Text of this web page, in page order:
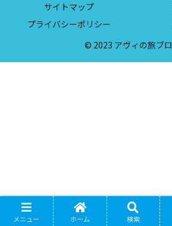
サイトマップ
プライバシーポリシー
© 2023 アヴィの旅ブ
メニュー ホーム 検索